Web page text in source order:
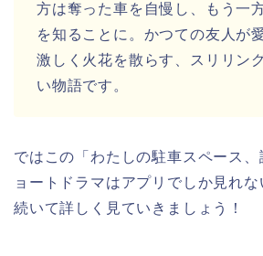
方は奪った車を自慢し、もう一
を知ることに。かつての友人が
激しく火花を散らす、スリリン
い物語です。
ではこの「わたしの駐車スペース
ョートドラマはアプリでしか見れな
続いて詳しく見ていきましょう！